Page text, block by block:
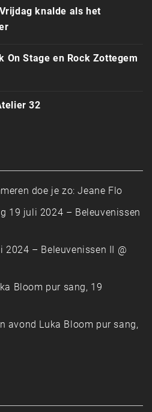
knalde als het
On Stage en Rock Zottegem
32
doe je zo: Jeane Flo
19 juli 2024 – Beleuvenissen
2024 – Beleuvenissen II @
Bloom pur sang, 19
avond Luka Bloom pur sang,